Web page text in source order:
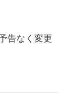
告なく変更